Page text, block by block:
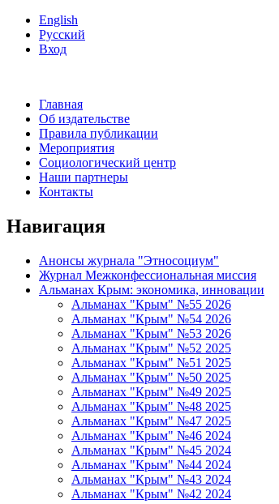
English
Русский
Вход
Главная
Об издательстве
Правила публикации
Мероприятия
Социологический центр
Наши партнеры
Контакты
Навигация
Анонсы журнала "Этносоциум"
Журнал Межконфессиональная миссия
Альманах Крым: экономика, инновации
Альманах "Крым" №55 2026
Альманах "Крым" №54 2026
Альманах "Крым" №53 2026
Альманах "Крым" №52 2025
Альманах "Крым" №51 2025
Альманах "Крым" №50 2025
Альманах "Крым" №49 2025
Альманах "Крым" №48 2025
Альманах "Крым" №47 2025
Альманах "Крым" №46 2024
Альманах "Крым" №45 2024
Альманах "Крым" №44 2024
Альманах "Крым" №43 2024
Альманах "Крым" №42 2024